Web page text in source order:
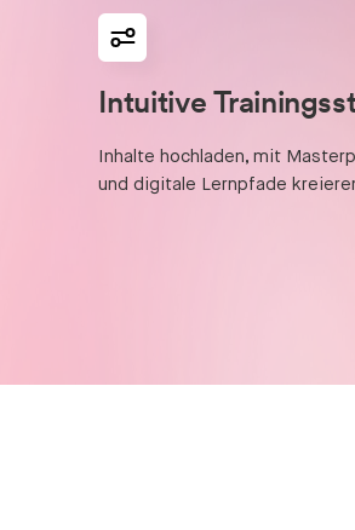
Intuitive
Inhalte hochladen, mit
und digitale Lernpfade